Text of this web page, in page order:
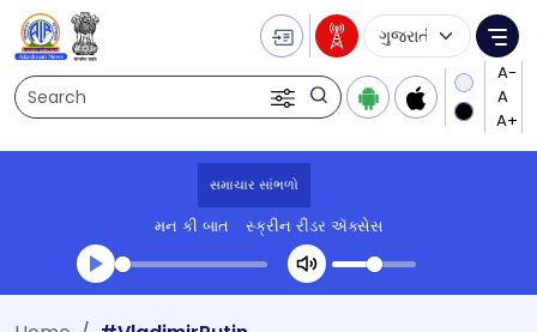
Search
Language
સમાચાર સાંભળો
મન કી બાત સ્ક્રીન રીડર ઍક્સેસ
Transcript summary